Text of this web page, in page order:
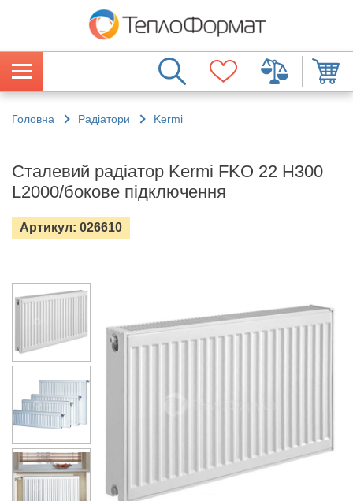
Головна Радіатори Kermi
Сталевий радіатор Kermi FKO 22 H300
L2000/бокове підключення
Артикул: 026610